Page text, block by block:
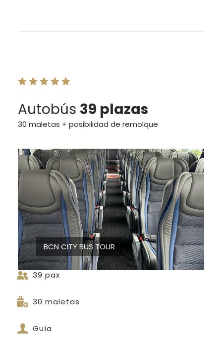
Autobús 39 plazas
30 maletas + posibilidad de remolque
BCN CITY BUS TOUR
39 pax
30 maletas
Guía